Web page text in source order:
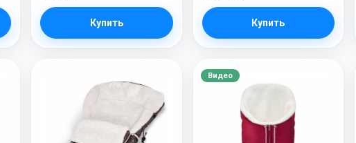
Купить Купить
Видео